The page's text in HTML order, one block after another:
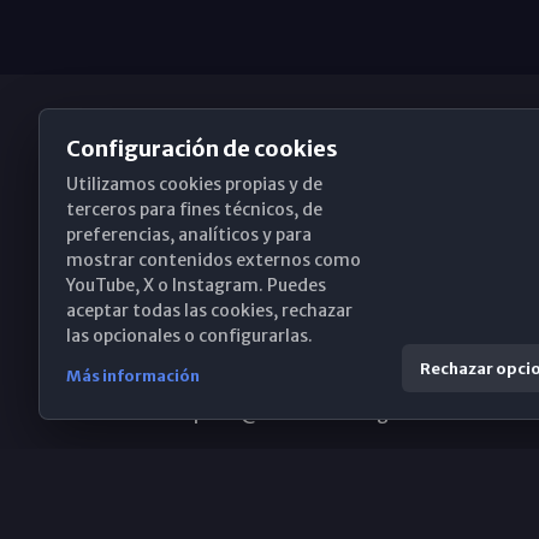
Obispado de Málaga
Santa María, 18-20. 29015 Málaga
(+34) 952 224 386
Configuración de cookies
Utilizamos cookies propias y de
terceros para fines técnicos, de
preferencias, analíticos y para
mostrar contenidos externos como
YouTube, X o Instagram. Puedes
aceptar todas las cookies, rechazar
las opcionales o configurarlas.
Más información Rechazar